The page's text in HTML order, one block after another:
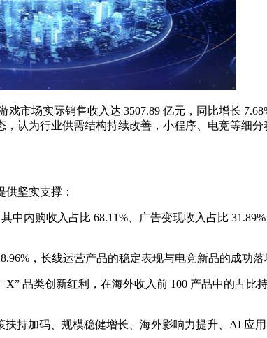
场实际销售收入达 3507.89 亿元，同比增长
认为行业供需结构持续改善，小程序、电竞等细
坚实支撑：
中内购收入占比 68.11%、广告变现收入占比
，长线运营产品的稳定表现与电竞新品的成功
品类创新红利，在海外收入前 100 产品中的占
加码、规模稳健增长、海外影响力提升、AI 应用